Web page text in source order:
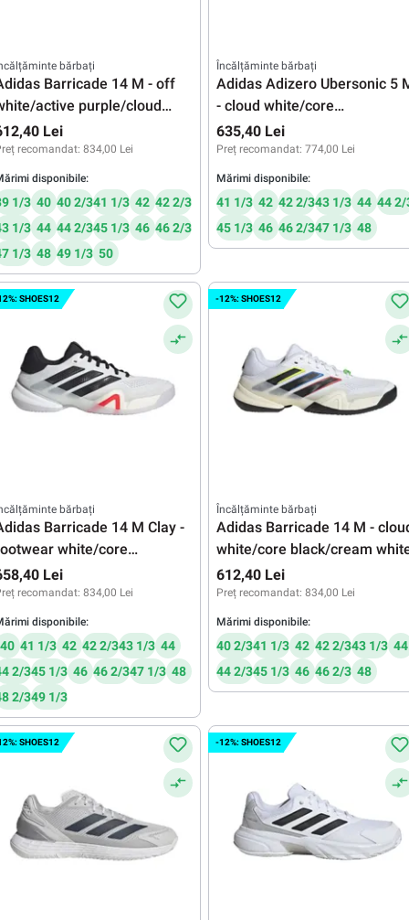
bărbați
Barricade 14 M - off
active purple/cloud
Lei
recomandat: 834,00 Lei
disponibile:
1/3 40 40 2/341 1/3 42 42 2/3
1/3 44 44 2/345 1/3 46 46 2/3
1/3 48 49 1/3 50
Încălțăminte bărbați
Adidas Adizero Ubersonic 5
- cloud white/core
black/cream white
635,40 Lei
Preț recomandat: 774,00 Lei
Mărimi disponibile:
41 1/3 42 42 2/343 1/3 44 44 2/
45 1/3 46 46 2/347 1/3 48
SHOES12
bărbați
Barricade 14 M Clay -
white/core
lucid red
Lei
recomandat: 834,00 Lei
disponibile:
40 41 1/3 42 42 2/343 1/3 44
2/345 1/3 46 46 2/347 1/3 48
2/349 1/3
-12%: SHOES12
Încălțăminte bărbați
Adidas Barricade 14 M -
white/core black/cream
612,40 Lei
Preț recomandat: 834,00 Lei
Mărimi disponibile:
40 2/341 1/3 42 42 2/343 1/3 44
44 2/345 1/3 46 46 2/3 48
SHOES12 -12%: SHOES12